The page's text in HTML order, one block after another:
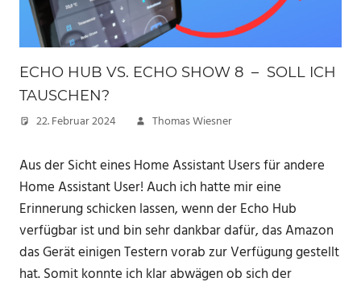
ECHO HUB VS. ECHO SHOW 8 – SOLL ICH
TAUSCHEN?
22. Februar 2024 Thomas Wiesner
Aus der Sicht eines Home Assistant Users für andere
Home Assistant User! Auch ich hatte mir eine
Erinnerung schicken lassen, wenn der Echo Hub
verfügbar ist und bin sehr dankbar dafür, das Amazon
das Gerät einigen Testern vorab zur Verfügung gestellt
hat. Somit konnte ich klar abwägen ob sich der